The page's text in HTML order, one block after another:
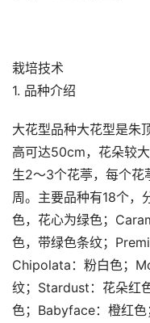
栽培技术
1. 品种介绍
大花型品种大花型是朱
高可达50cm，花朵较
生2～3个花葶，每个
周。主要品种有18个，
色，花心为绿色；
色，带绿色条纹；
Chipolata：粉白色；
纹；Stardust：花朵红
色；Babyface：橙红色